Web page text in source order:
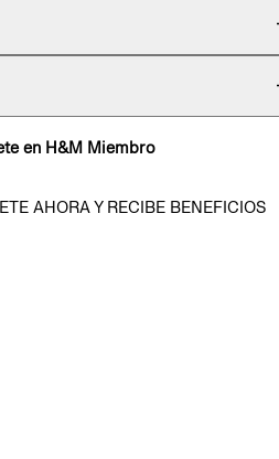
en H&M Miembro
AHORA Y RECIBE BENEFICIOS